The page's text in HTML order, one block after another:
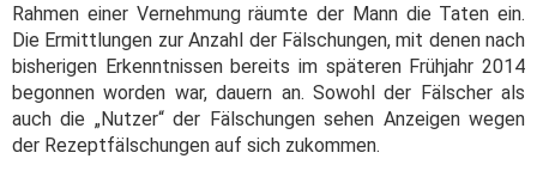
Rahmen einer Vernehmung räumte der Mann die Taten ein.
Die Ermittlungen zur Anzahl der Fälschungen, mit denen nach
bisherigen Erkenntnissen bereits im späteren Frühjahr 2014
begonnen worden war, dauern an. Sowohl der Fälscher als
auch die „Nutzer“ der Fälschungen sehen Anzeigen wegen
der Rezeptfälschungen auf sich zukommen.